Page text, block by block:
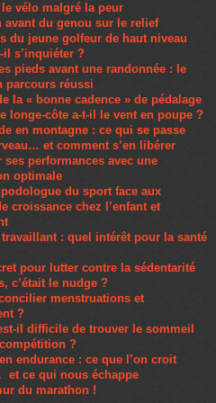
le vélo malgré la peur
avant du genou sur le relief
du jeune golfeur de haut niveau
il s’inquiéter ?
pieds avant une randonnée : le
parcours réussi
la « bonne cadence » de pédalage
longe-côte a-t-il le vent en poupe ?
en montagne : ce qui se passe
et comment s’en libérer
ses performances avec une
optimale
du sport face aux
croissance chez l’enfant et
travaillant : quel intérêt pour la santé
pour lutter contre la sédentarité
c’était le nudge ?
menstruations et
?
il difficile de trouver le sommeil
?
endurance : ce que l’on croit
ce qui nous échappe
du marathon !